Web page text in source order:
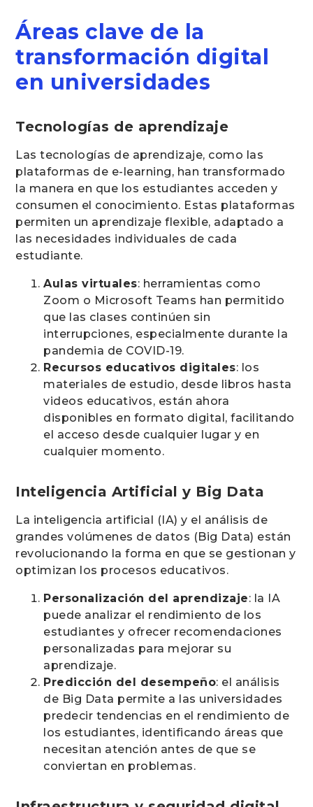
Áreas clave de la
transformación digital
en universidades
Tecnologías de aprendizaje
Las tecnologías de aprendizaje, como las
plataformas de e-learning, han transformado
la manera en que los estudiantes acceden y
consumen el conocimiento. Estas plataformas
permiten un aprendizaje flexible, adaptado a
las necesidades individuales de cada
estudiante.
Aulas virtuales: herramientas como
Zoom o Microsoft Teams han permitido
que las clases continúen sin
interrupciones, especialmente durante la
pandemia de COVID-19.
Recursos educativos digitales: los
materiales de estudio, desde libros hasta
videos educativos, están ahora
disponibles en formato digital, facilitando
el acceso desde cualquier lugar y en
cualquier momento.
Inteligencia Artificial y Big Data
La inteligencia artificial (IA) y el análisis de
grandes volúmenes de datos (Big Data) están
revolucionando la forma en que se gestionan y
optimizan los procesos educativos.
Personalización del aprendizaje: la IA
puede analizar el rendimiento de los
estudiantes y ofrecer recomendaciones
personalizadas para mejorar su
aprendizaje.
Predicción del desempeño: el análisis
de Big Data permite a las universidades
predecir tendencias en el rendimiento de
los estudiantes, identificando áreas que
necesitan atención antes de que se
conviertan en problemas.